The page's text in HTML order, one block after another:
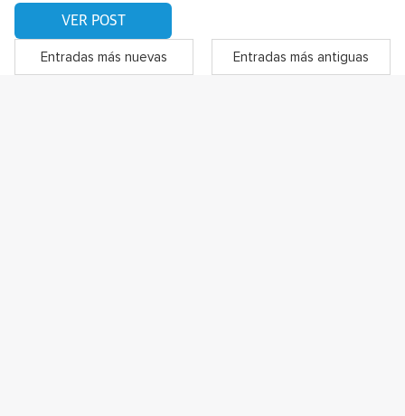
VER POST
Entradas más nuevas Entradas más antiguas